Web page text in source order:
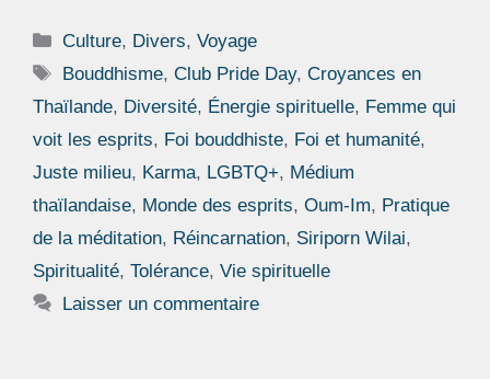
Catégories
Culture, Divers,Voyage
Étiquettes
Bouddhisme,Club Pride Day,Croyances en
Thaïlande, Diversité, Énergie spirituelle, Femme qui
voit les esprits, Foi bouddhiste, Foi et humanité,
Juste milieu, Karma, LGBTQ+, Médium
thaïlandaise, Monde des esprits, Oum-Im, Pratique
de la méditation, Réincarnation, Siriporn Wilai,
Spiritualité, Tolérance, Vie spirituelle
Laisser un commentaire